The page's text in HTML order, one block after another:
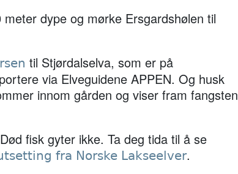
dype og mørke Ersgardshølen til
til Stjørdalselva, som er på
via Elveguidene APPEN. Og husk
innom gården og viser fram fangsten
fisk gyter ikke. Ta deg tida til å se
fra Norske Lakseelver.